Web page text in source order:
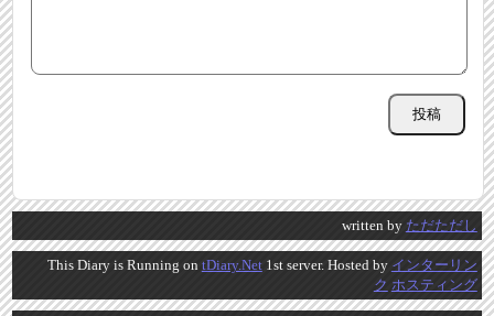
written by ただただし
This Diary is Running on tDiary.Net1st server. Hosted by インターリン
ク ホスティング